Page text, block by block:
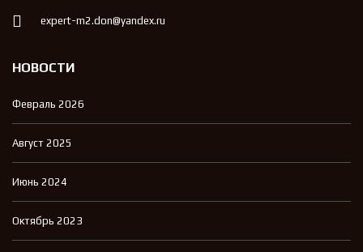
expert-m2.don@yandex.ru
НОВОСТИ
Февраль 2026
Август 2025
Июнь 2024
Октябрь 2023